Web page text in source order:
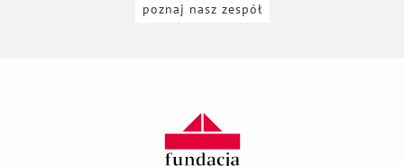
poznaj nasz zespół